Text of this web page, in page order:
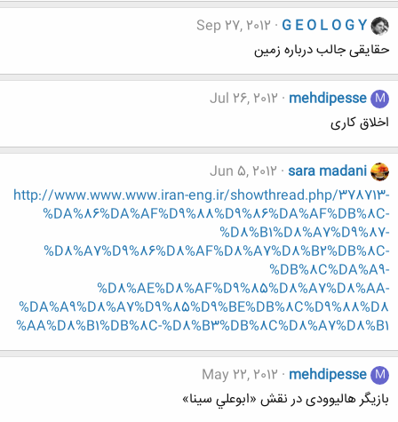
G E O L O G Y
Sep 27, 2012
حقایقی جالب درباره زمین
M
mehdipesse
Jul 26, 2012
اخلاق کاری
sara madani
Jun 5, 2012
http://www.www.www.iran-eng.ir/showthread.php/378713-
%DA%86%DA%AF%D9%88%D9%86%DA%AF%DB%8C-
%D8%B1%D8%A7%D9%87-
%D8%A7%D9%86%D8%AF%D8%A7%D8%B2%DB%8C-
%DB%8C%DA%A9-
%D8%AE%D8%AF%D9%85%D8%A7%D8%AA-
%DA%A9%D8%A7%D9%85%D9%BE%DB%8C%D9%88%D8
%AA%D8%B1%DB%8C-%D8%B3%DB%8C%D8%A7%D8%B1
M
mehdipesse
May 22, 2012
بازیگر هالیوودی در نقش «ابوعلي سينا»